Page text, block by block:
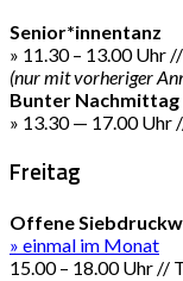
Senior*innentanz
» 11.30 – 13.00 Uhr
(nur mit vorheriger
Bunter Nachmittag
» 13.30 — 17.00 Uhr
Freitag
Offene
» einmal im Monat
15.00 – 18.00 Uhr //